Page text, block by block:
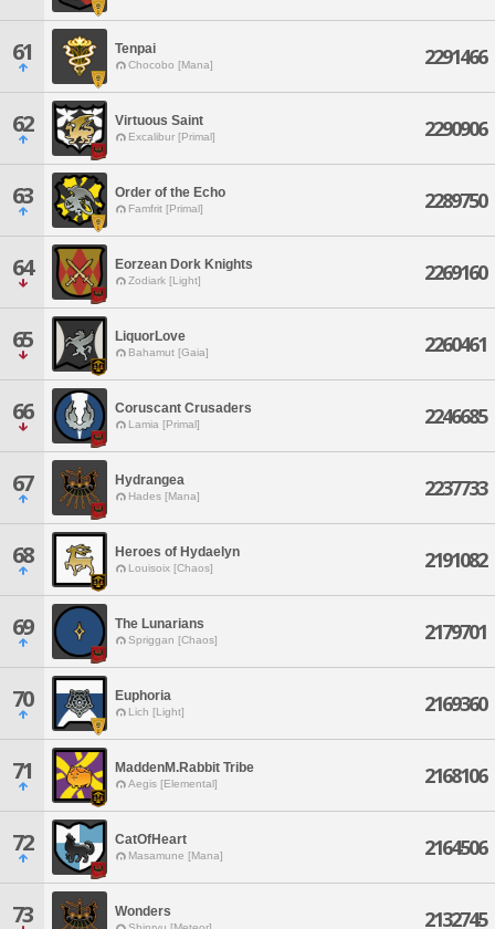
61 Tenpai
Chocobo [Mana] 2291466
62 Virtuous Saint
Excalibur [Primal] 2290906
63 Order of the Echo
Famfrit [Primal] 2289750
64 Eorzean Dork Knights
Zodiark [Light] 2269160
65 LiquorLove
Bahamut [Gaia] 2260461
66 Coruscant Crusaders
Lamia [Primal] 2246685
67 Hydrangea
Hades [Mana] 2237733
68 Heroes of Hydaelyn
Louisoix [Chaos] 2191082
69 The Lunarians
Spriggan [Chaos] 2179701
70 Euphoria
Lich [Light] 2169360
71 MaddenM.Rabbit Tribe
Aegis [Elemental] 2168106
72 CatOfHeart
Masamune [Mana] 2164506
73 Wonders 2132745